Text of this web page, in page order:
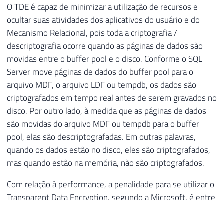
O TDE é capaz de minimizar a utilização de recursos e
ocultar suas atividades dos aplicativos do usuário e do
Mecanismo Relacional, pois toda a criptografia /
descriptografia ocorre quando as páginas de dados são
movidas entre o buffer pool e o disco. Conforme o SQL
Server move páginas de dados do buffer pool para o
arquivo MDF, o arquivo LDF ou tempdb, os dados são
criptografados em tempo real antes de serem gravados no
disco. Por outro lado, à medida que as páginas de dados
são movidas do arquivo MDF ou tempdb para o buffer
pool, elas são descriptografadas. Em outras palavras,
quando os dados estão no disco, eles são criptografados,
mas quando estão na memória, não são criptografados.
Com relação à performance, a penalidade para se utilizar o